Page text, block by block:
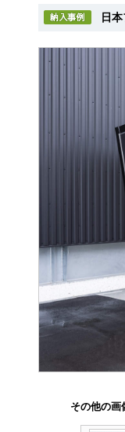
日
その他の画